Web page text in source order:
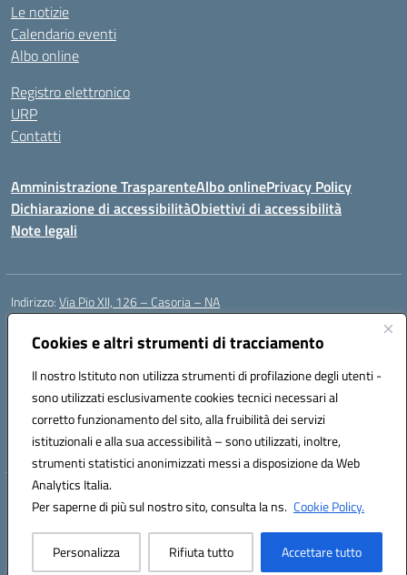
Cookies e altri strumenti di tracciamento
Il nostro Istituto non utilizza strumenti di profilazione degli utenti -
sono utilizzati esclusivamente cookies tecnici necessari al
corretto funzionamento del sito, alla fruibilità dei servizi
istituzionali e alla sua accessibilità – sono utilizzati, inoltre,
strumenti statistici anonimizzati messi a disposizione da Web
Analytics Italia.
Per saperne di più sul nostro sito, consulta la ns. Cookie Policy.
Personalizza Rifiuta tutto Accettare tutto
Le notizie
Calendario eventi
Albo online
Registro elettronico
URP
Contatti
Amministrazione TrasparenteAlbo onlinePrivacy Policy
Dichiarazione di accessibilitàObiettivi di accessibilità
Note legali
Indirizzo:Via Pio XII, 126 – Casoria – NA
Centralino:
Posta elettronica certificata (PEC):naic8et00d@pec.istruzione.it
Codice fiscale: 93056760635
Codice meccanografico:NAIC8ET00D
Codice Indice delle Pubbliche Amministrazioni (IPA): clcc_063
Codice unico di fatturazione (CUF): UFVE8K
Hosting & Powered by 3D Solution S.r.l.
Concept & Design by Designers Italia